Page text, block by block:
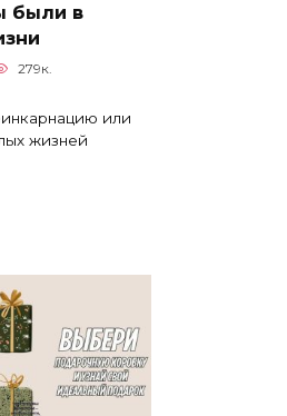
были в
279к.
или
жизней